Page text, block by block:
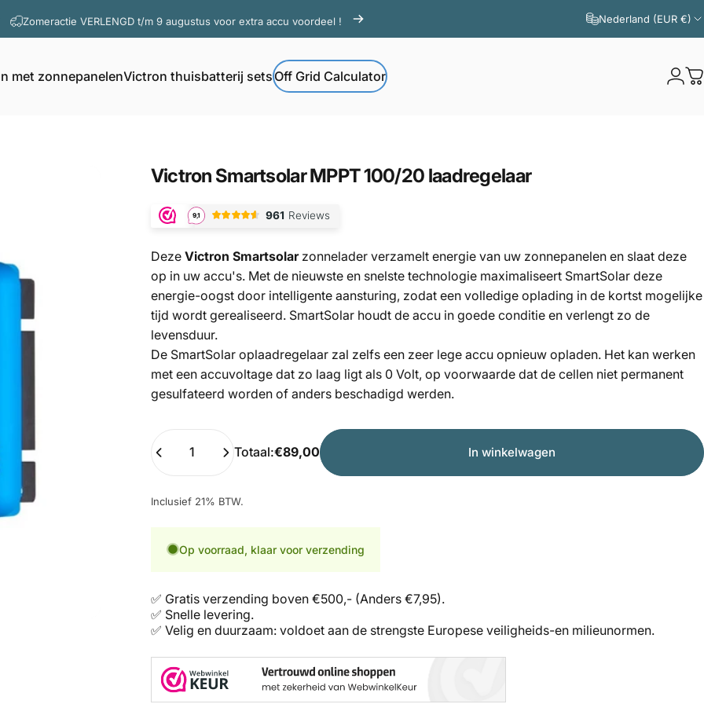
Vragen? Contacteer onze support Nederland (EUR €)
met zonnepanelenVictron thuisbatterij setsOff Grid Calculator
Victron SmartsolarMPPT100/20 laadregelaar
Deze Victron Smartsolar zonnelader verzamelt energie van uw zonnepanelen en slaat deze
op in uw accu's. Met de nieuwste en snelste technologie maximaliseert SmartSolar deze
energie-oogst door intelligente aansturing, zodat een volledige oplading in de kortst mogelijke
tijd wordt gerealiseerd. SmartSolar houdt de accu in goede conditie en verlengt zo de
levensduur.
De SmartSolar oplaadregelaar zal zelfs een zeer lege accu opnieuw opladen. Het kan werken
met een accuvoltage dat zo laag ligt als 0 Volt, op voorwaarde dat de cellen niet permanent
gesulfateerd worden of anders beschadigd werden.
Totaal:€89,00 In winkelwagen
Inclusief 21% BTW.
Op voorraad, klaar voor verzending
✅ Gratis verzending boven €500,- (Anders €7,95).
✅ Snelle levering.
✅ Velig en duurzaam: voldoet aan de strengste Europese veiligheids-en milieunormen.